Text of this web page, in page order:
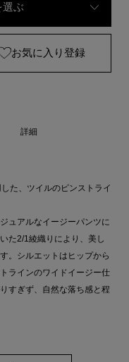
選ぶ
お気に入り登録
詳細
た、ツイルのピンストライ
ュアルなイージーパンツに
た2/1綾織りにより、美し
。シルエットはヒップから
ラインのワイドイージー仕
すぎず、自然な落ち感と程